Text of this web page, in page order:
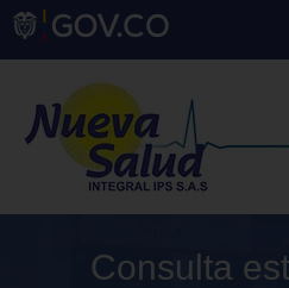
Consulta